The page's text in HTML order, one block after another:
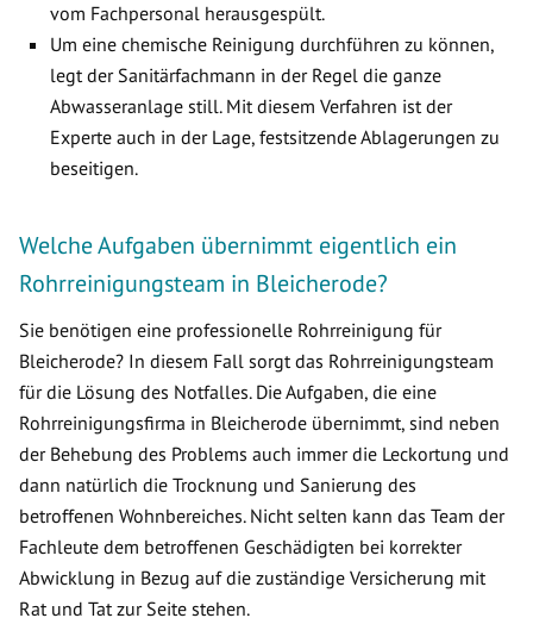
vom Fachpersonal herausgespült.
Um eine chemische Reinigung durchführen zu können,
legt der Sanitärfachmann in der Regel die ganze
Abwasseranlage still. Mit diesem Verfahren ist der
Experte auch in der Lage, festsitzende Ablagerungen zu
beseitigen.
Welche Aufgaben übernimmt eigentlich ein
Rohrreinigungsteam in Bleicherode?
Sie benötigen eine professionelle Rohrreinigung für
Bleicherode? In diesem Fall sorgt das Rohrreinigungsteam
für die Lösung des Notfalles. Die Aufgaben, die eine
Rohrreinigungsfirma in Bleicherode übernimmt, sind neben
der Behebung des Problems auch immer die Leckortung und
dann natürlich die Trocknung und Sanierung des
betroffenen Wohnbereiches. Nicht selten kann das Team der
Fachleute dem betroffenen Geschädigten bei korrekter
Abwicklung in Bezug auf die zuständige Versicherung mit
Rat und Tat zur Seite stehen.